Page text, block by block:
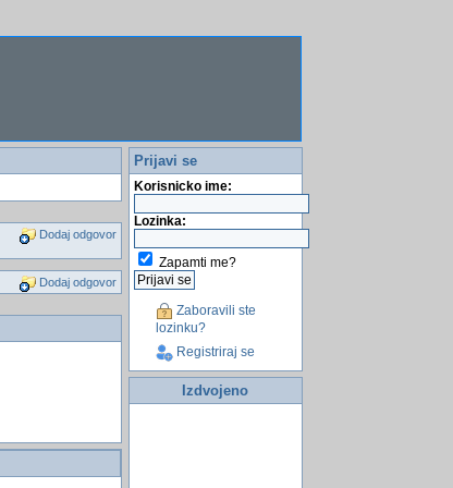
Dodaj odgovor
Dodaj odgovor
Prijavi se
Korisnicko ime:
Lozinka:
Zapamti me?
Zaboravili ste
lozinku?
Registriraj se
Izdvojeno